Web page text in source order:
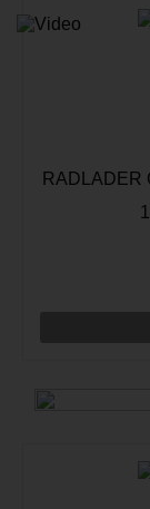
RADLADER